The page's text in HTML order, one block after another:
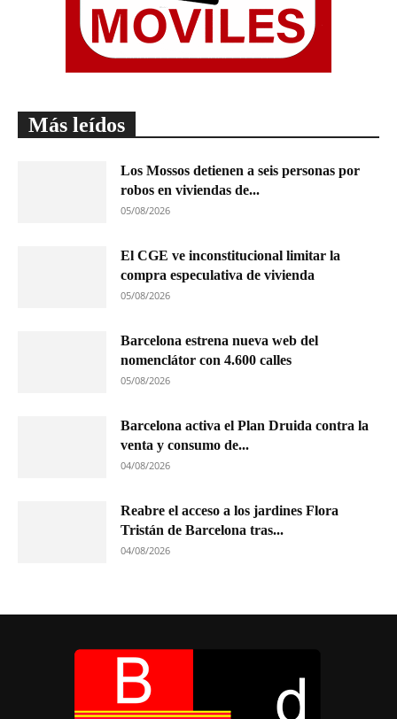
Más leídos
Los Mossos detienen a seis personas por
robos en viviendas de...
05/08/2026
El CGE ve inconstitucional limitar la
compra especulativa de vivienda
05/08/2026
Barcelona estrena nueva web del
nomenclátor con 4.600 calles
05/08/2026
Barcelona activa el Plan Druida contra la
venta y consumo de...
04/08/2026
Reabre el acceso a los jardines Flora
Tristán de Barcelona tras...
04/08/2026